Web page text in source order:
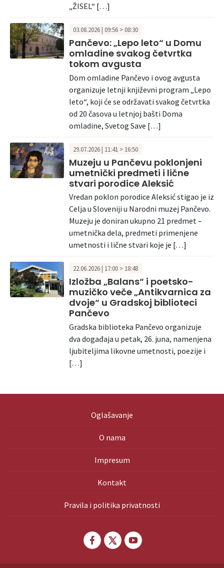
„ŽISEL“ […]
03.08.2026 | 09:56 > 08:30
Pančevo: „Lepo leto“ u Domu
omladine svakog četvrtka
tokom avgusta
Dom omladine Pančevo i ovog avgusta
organizuje letnji književni program „Lepo
leto“, koji će se održavati svakog četvrtka
od 20 časova u letnjoj bašti Doma
omladine, Svetog Save […]
29.07.2026 | 11:41 > 16:50
Muzeju u Pančevu poklonjeni
umetnički predmeti i lične
stvari porodice Aleksić
Vredan poklon porodice Aleksić stigao je iz
Celja u Sloveniji u Narodni muzej Pančevo.
Muzeju je doniran ukupno 21 predmet –
umetnička dela, predmeti primenjene
umetnosti i lične stvari koje je […]
22.06.2026 | 17:00 > 18:48
Izložba „Balans“ i poetsko-
muzičko veče „Antikvarnica za
dvoje“ u Gradskoj biblioteci
Pančevo
Gradska biblioteka Pančevo organizuje
dva događaja u petak, 26. juna, namenjena
ljubiteljima likovne umetnosti, poezije i
[…]
Oglašavanje
O nama
Impresum
Kontakt
Pravila i politika privatnosti